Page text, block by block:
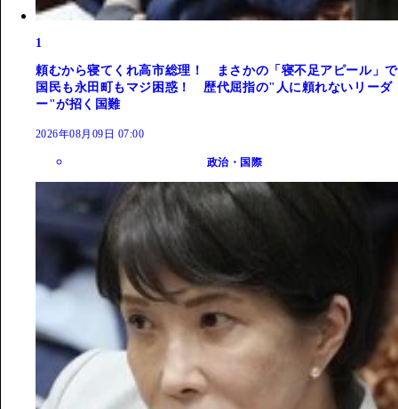
1
頼むから寝てくれ高市総理！ まさかの「寝不足アピール」で
国民も永田町もマジ困惑！ 歴代屈指の"人に頼れないリーダ
ー"が招く国難
2026年08月09日 07:00
政治・国際